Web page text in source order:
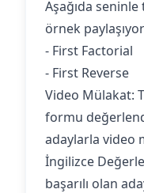
Aşağıda
örnek
- First Factorial
- First Reverse
‍Video Mülakat:
formu
adaylarla video
İngilizce
başarılı olan